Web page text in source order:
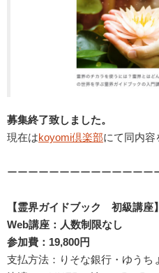
募集終了致しました。
現在はkoyomi倶楽部にて同内容
ーーーーーーーーーーーーーー
【霊界ガイドブック 初級講座】
Web講座：人数制限なし
参加費：19,800円
支払方法：りそな銀行・ゆうち